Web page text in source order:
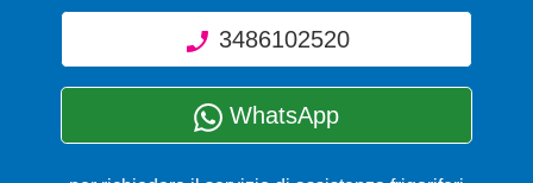
3486102520
WhatsApp